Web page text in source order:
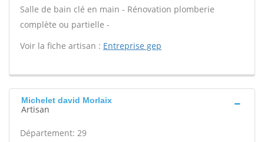
Salle de bain clé en main - Rénovation plomberie
complète ou partielle -
Voir la fiche artisan : Entreprise gep
Michelet david Morlaix
Artisan
Département: 29